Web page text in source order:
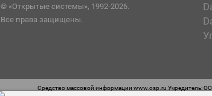
© «Открытые системы», 1992-2026.
Все права защищены.
Средство массовой информации www.osp.ru Учредитель: